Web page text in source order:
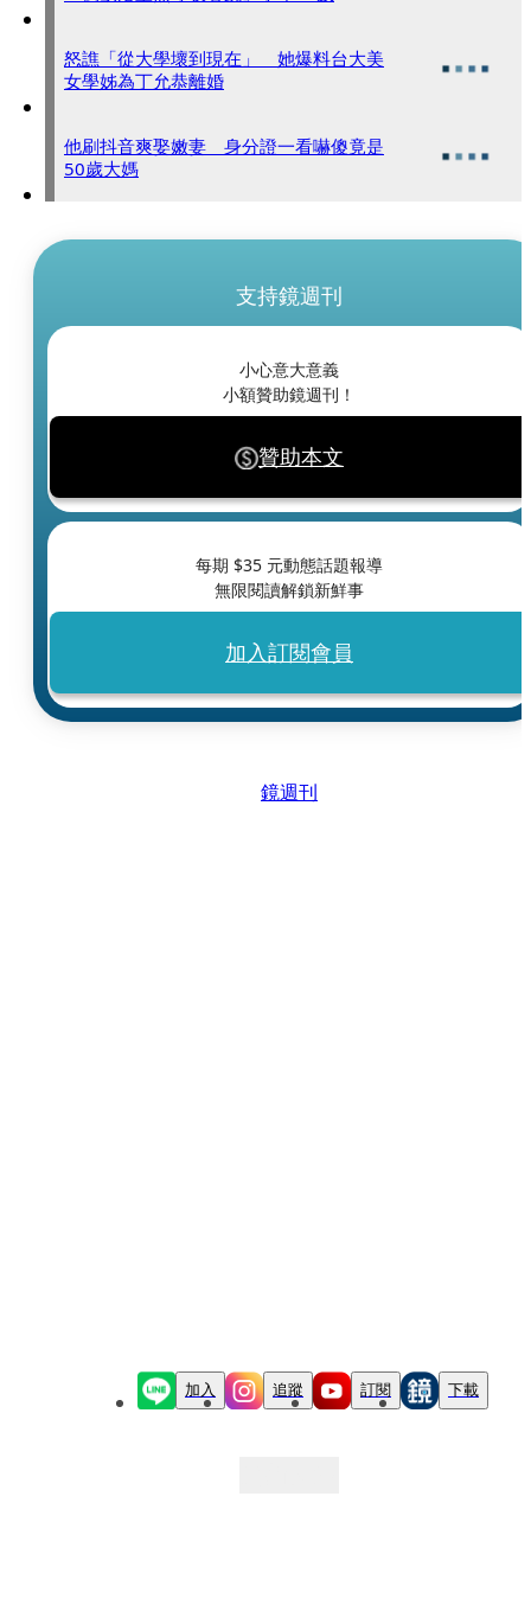
怒譙「從大學壞到現在」 她爆料台大美
女學姊為丁允恭離婚
他刷抖音爽娶嫩妻 身分證一看嚇傻竟是
50歲大媽
支持鏡週刊
小心意大意義
小額贊助鏡週刊！
贊助本文
每期 $35 元動態話題報導
無限閱讀解鎖新鮮事
加入訂閱會員
鏡週刊
加入 追蹤 訂閱 下載